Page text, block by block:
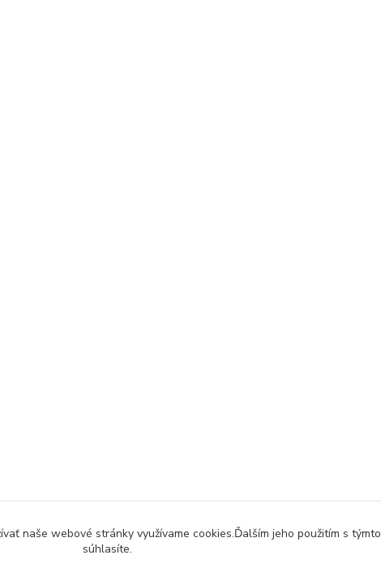
naše webové stránky využívame cookies.Ďalším jeho použitím s týmto
súhlasíte.